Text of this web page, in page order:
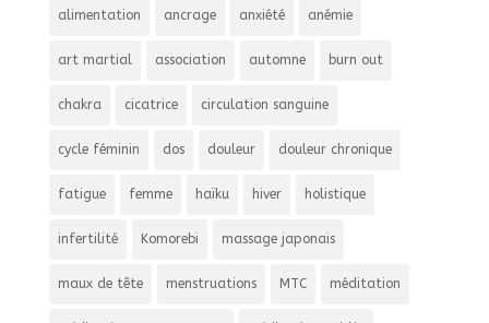
alimentation ancrage anxiété anémie
art martial association automne burn out
chakra cicatrice circulation sanguine
cycle féminin dos douleur douleur chronique
fatigue femme haïku hiver holistique
infertilité Komorebi massage japonais
maux de tête menstruations MTC méditation